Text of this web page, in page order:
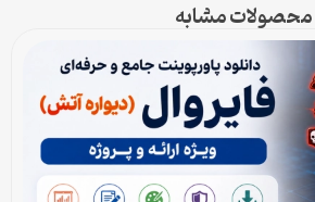
محصولات مشابه